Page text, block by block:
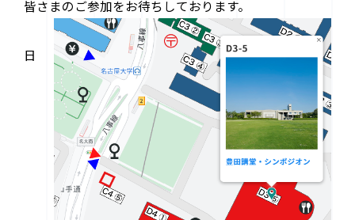
皆さまのご参加をお待ちしております。
日